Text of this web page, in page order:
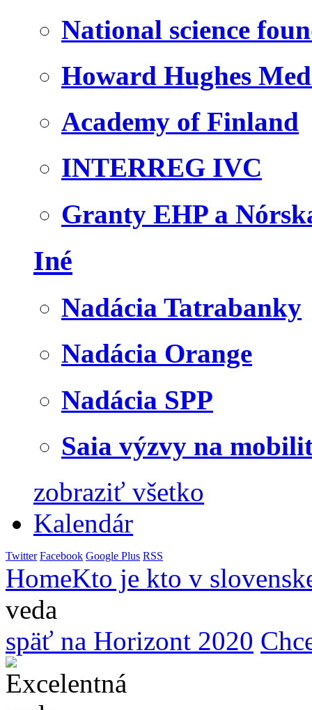
National science
Howard Hughes
Academy of Finland
INTERREG IVC
Granty EHP a
Iné
Nadácia Tatrabanky
Nadácia Orange
Nadácia SPP
Saia výzvy na
zobraziť všetko
Kalendár
Twitter Facebook Google Plus RSS
HomeKto je kto v
veda
späť na Horizont 2020